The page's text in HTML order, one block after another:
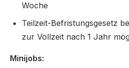
Woche
Teilzeit-Befristungsgesetz
zur Vollzeit nach 1 Jahr
Minijobs: